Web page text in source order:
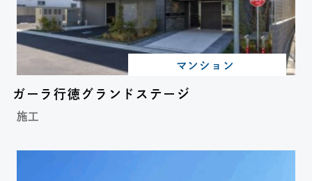
マンション
ガーラ行徳グランドステージ
施工